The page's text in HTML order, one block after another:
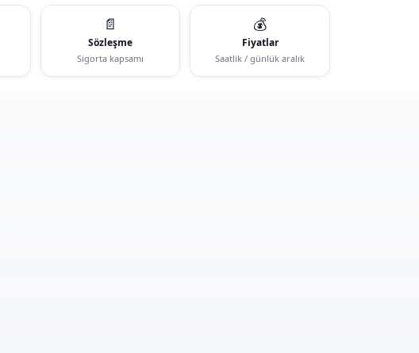
📄
Sözleşme
Sigorta kapsamı
💰
Fiyatlar
Saatlik / günlük aralık